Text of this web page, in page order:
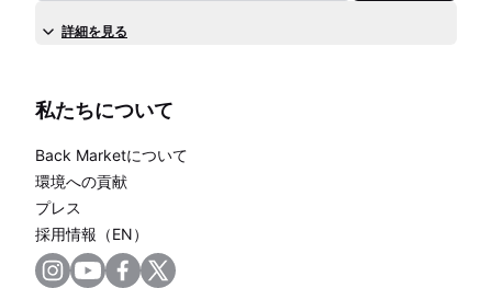
詳細を見る
私たちについて
Back Marketについて
環境への貢献
プレス
採用情報（EN）